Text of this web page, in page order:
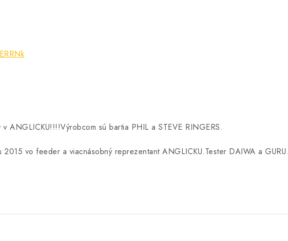
ANGLICKU!!!!Výrobcom sú bartia PHIL a STEVE RINGERS.
2015 vo feeder a viacnásobný reprezentant ANGLICKU.Tester DAIWA a GURU.